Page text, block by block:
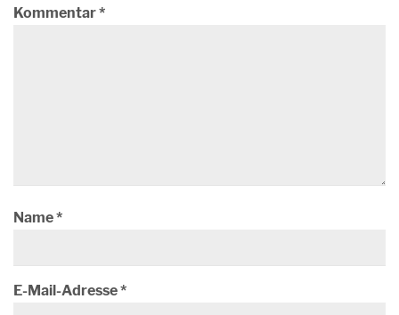
Kommentar*
Name*
E-Mail-Adresse*